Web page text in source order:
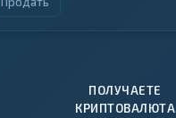
ПОЛУЧАЕТЕ
КРИПТОВАЛЮТА